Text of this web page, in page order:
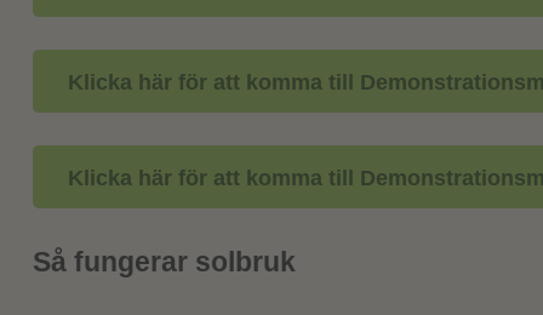
Klicka här för att komma till
Klicka här för att komma till
Så fungerar solbruk